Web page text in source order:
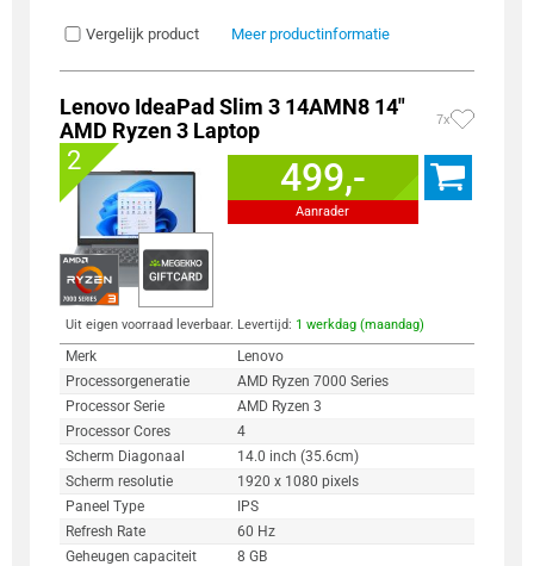
Vergelijk product Meer productinformatie
Lenovo IdeaPad Slim 3 14AMN8 14"
AMD Ryzen 3 Laptop
7x
2 499,-
Aanrader
Uit eigen voorraad leverbaar. Levertijd: 1 werkdag (maandag)
Merk
Lenovo
Processorgeneratie
AMD Ryzen 7000 Series
Processor Serie
AMD Ryzen 3
Processor Cores
4
Scherm Diagonaal
14.0 inch (35.6cm)
Scherm resolutie
1920 x 1080 pixels
Paneel Type
IPS
Refresh Rate
60 Hz
Geheugen capaciteit
8 GB